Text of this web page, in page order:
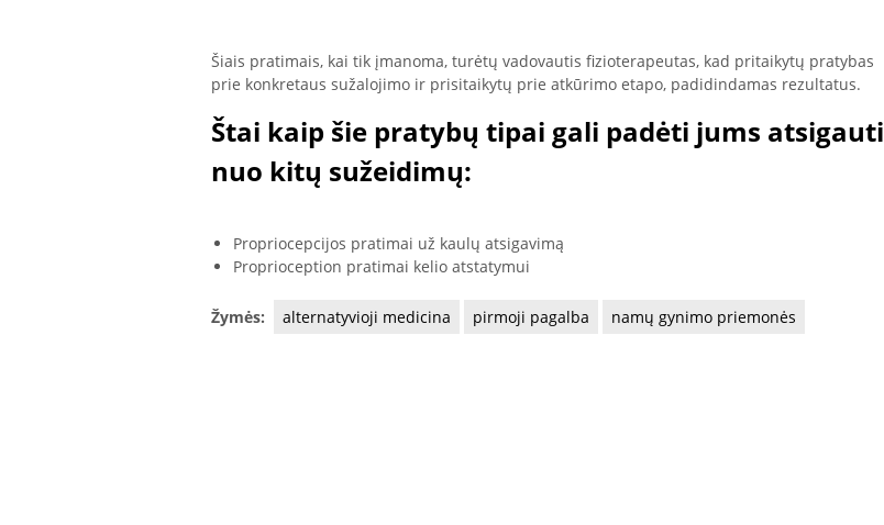
Šiais pratimais, kai tik įmanoma, turėtų vadovautis fizioterapeutas, kad pritaikytų pratybas
prie konkretaus sužalojimo ir prisitaikytų prie atkūrimo etapo, padidindamas rezultatus.
Štai kaip šie pratybų tipai gali padėti jums atsigauti
nuo kitų sužeidimų:
Propriocepcijos pratimai už kaulų atsigavimą
Proprioception pratimai kelio atstatymui
Žymės: alternatyvioji medicina pirmoji pagalba namų gynimo priemonės